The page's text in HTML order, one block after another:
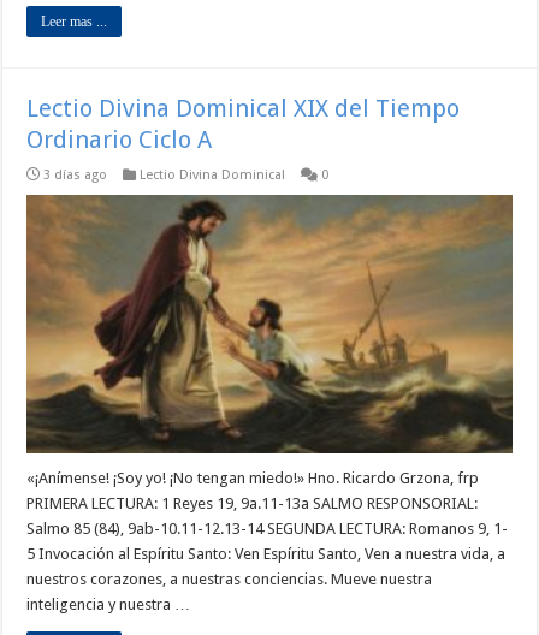
Leer mas ...
Lectio Divina Dominical XIX del Tiempo
Ordinario Ciclo A
3 días ago Lectio Divina Dominical 0
«¡Anímense! ¡Soy yo! ¡No tengan miedo!» Hno. Ricardo Grzona, frp
PRIMERA LECTURA: 1 Reyes 19, 9a.11-13a SALMO RESPONSORIAL:
Salmo 85 (84), 9ab-10.11-12.13-14 SEGUNDA LECTURA: Romanos 9, 1-
5 Invocación al Espíritu Santo: Ven Espíritu Santo, Ven a nuestra vida, a
nuestros corazones, a nuestras conciencias. Mueve nuestra
inteligencia y nuestra …